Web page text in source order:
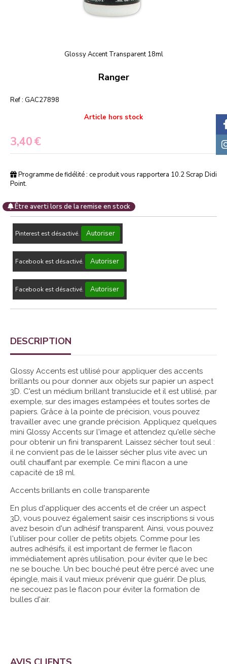
Glossy Accent Transparent 18ml
Ranger
Ref : GAC27898
3,40€
Article hors stock
Programme de fidélité : ce produit vous rapportera 10.2Scrap Didi
Point.
Être averti lors de la remise en stock
Pinterest est désactivé. Autoriser
Facebook est désactivé. Autoriser
Facebook est désactivé. Autoriser
DESCRIPTION
Glossy Accents est utilisé pour appliquer des accents
brillants ou pour donner aux objets sur papier un aspect
3D. C'est un médium brillant translucide et il est utilisé, par
exemple, sur des images estampées et toutes sortes de
papiers. Grâce à la pointe de précision, vous pouvez
travailler avec une grande précision. Appliquez quelques
mini Glossy Accents sur l'image et attendez qu'elle sèche
pour obtenir un fini transparent. Laissez sécher tout seul :
il ne convient pas de le laisser sécher plus vite avec un
outil chauffant par exemple. Ce mini flacon a une
capacité de 18 ml.
Accents brillants en colle transparente
En plus d'appliquer des accents et de créer un aspect
3D, vous pouvez également saisir ces inscriptions si vous
avez besoin d'un adhésif transparent. Ainsi, vous pouvez
l'utiliser pour coller de petits objets. Comme pour les
autres adhésifs, il est important de fermer le flacon
immédiatement après utilisation, pour éviter que le bec
ne se bouche. Un bec bouché peut être percé avec une
épingle, mais il vaut mieux prévenir que guérir. De plus,
ne secouez pas le flacon pour éviter la formation de
bulles d'air.